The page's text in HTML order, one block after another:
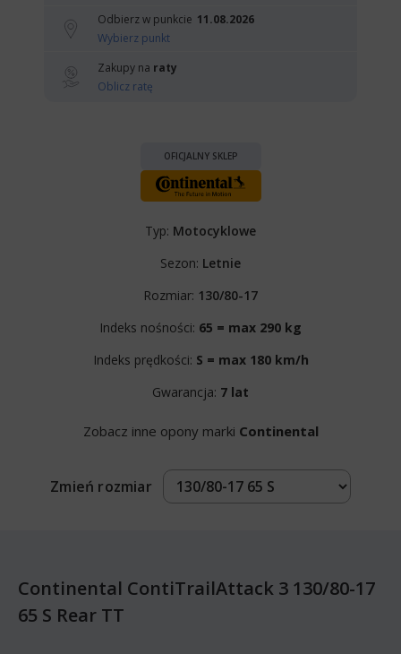
Odbierz w punkcie 11.08.2026
Wybierz punkt
Zakupy na raty
Oblicz ratę
OFICJALNY SKLEP
Typ: Motocyklowe
Sezon: Letnie
Rozmiar: 130/80-17
Indeks nośności: 65 = max 290 kg
Indeks prędkości: S = max 180 km/h
Gwarancja: 7 lat
Zobacz inne opony marki Continental
Zmień rozmiar
Continental ContiTrailAttack 3 130/80-17
65 S Rear TT